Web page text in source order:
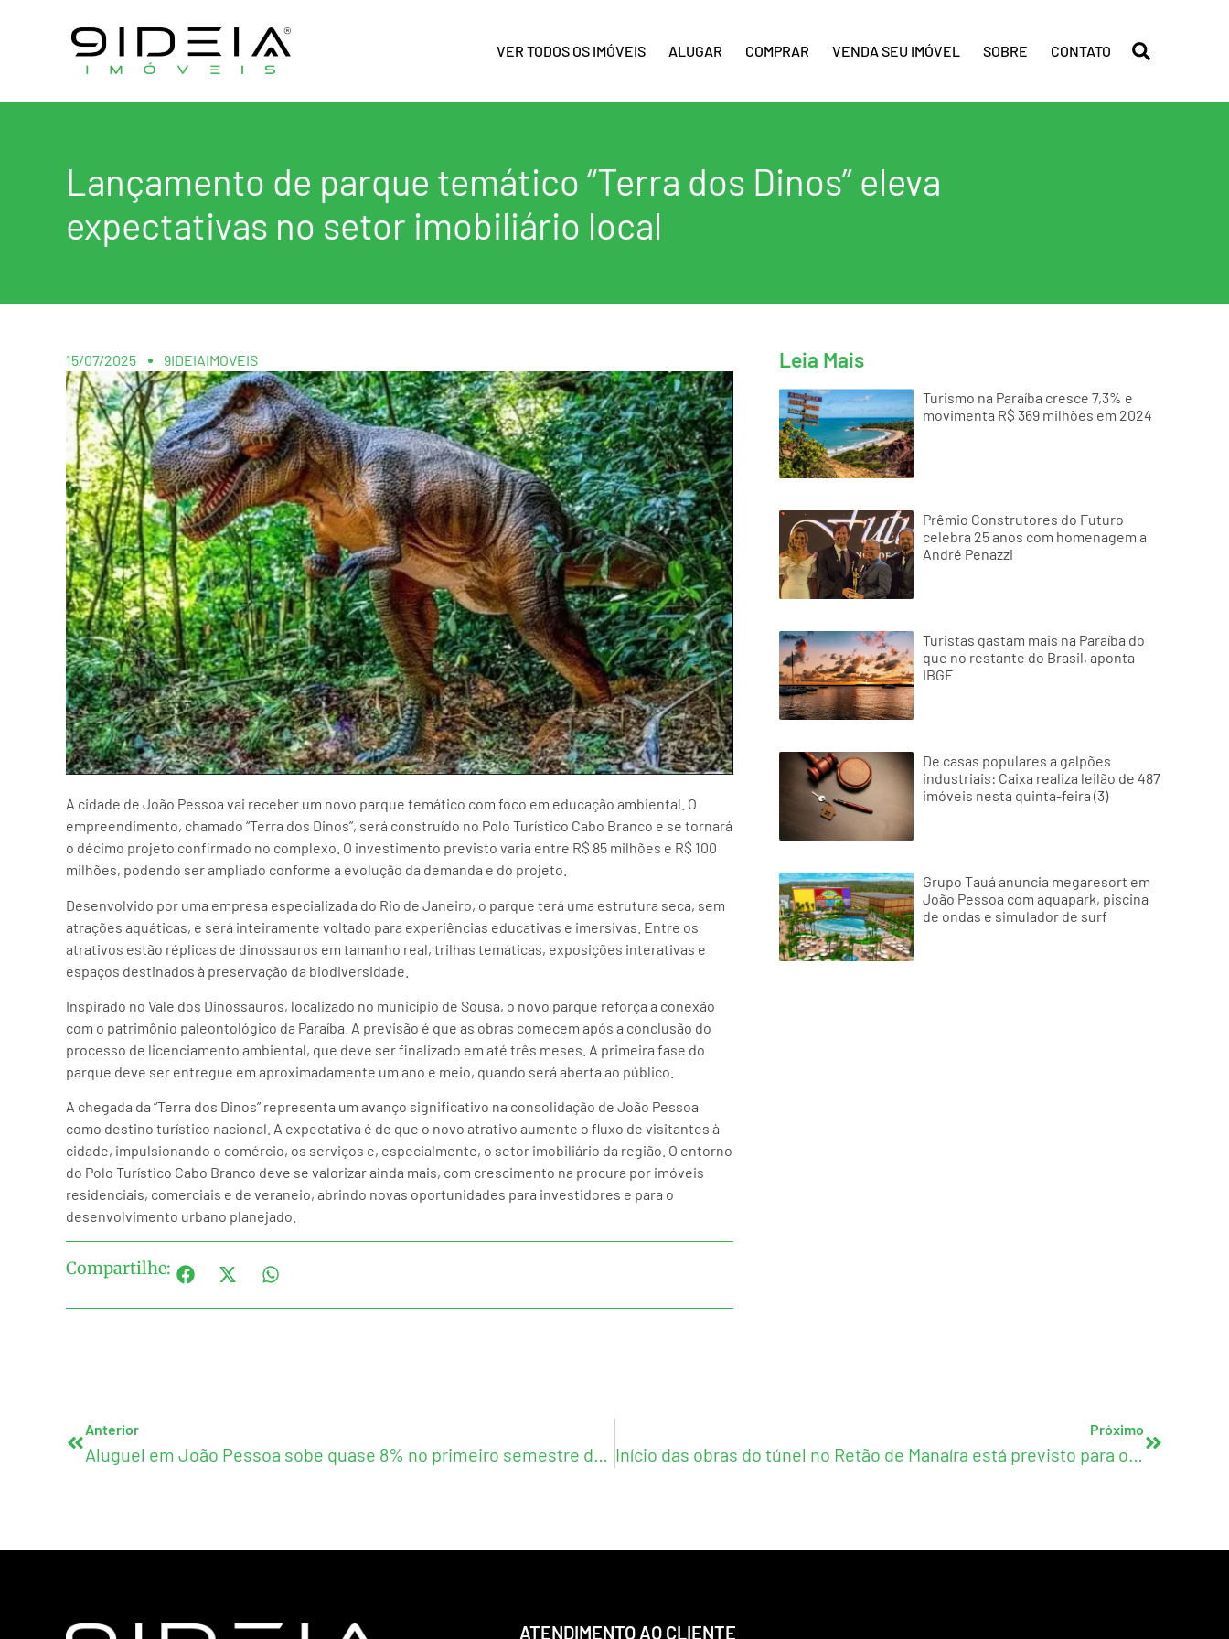
VER TODOS OS IMÓVEIS ALUGAR COMPRAR VENDA SEU IMÓVEL SOBRE CONTATO
Lançamento de parque temático “Terra dos Dinos” eleva
expectativas no setor imobiliário local
15/07/2025 9IDEIAIMOVEIS
A cidade de João Pessoa vai receber um novo parque temático com foco em educação ambiental. O
empreendimento, chamado “Terra dos Dinos”, será construído no Polo Turístico Cabo Branco e se tornará
o décimo projeto confirmado no complexo. O investimento previsto varia entre R$ 85 milhões e R$ 100
milhões, podendo ser ampliado conforme a evolução da demanda e do projeto.
Desenvolvido por uma empresa especializada do Rio de Janeiro, o parque terá uma estrutura seca, sem
atrações aquáticas, e será inteiramente voltado para experiências educativas e imersivas. Entre os
atrativos estão réplicas de dinossauros em tamanho real, trilhas temáticas, exposições interativas e
espaços destinados à preservação da biodiversidade.
Inspirado no Vale dos Dinossauros, localizado no município de Sousa, o novo parque reforça a conexão
com o patrimônio paleontológico da Paraíba. A previsão é que as obras comecem após a conclusão do
processo de licenciamento ambiental, que deve ser finalizado em até três meses. A primeira fase do
parque deve ser entregue em aproximadamente um ano e meio, quando será aberta ao público.
A chegada da “Terra dos Dinos” representa um avanço significativo na consolidação de João Pessoa
como destino turístico nacional. A expectativa é de que o novo atrativo aumente o fluxo de visitantes à
cidade, impulsionando o comércio, os serviços e, especialmente, o setor imobiliário da região. O entorno
do Polo Turístico Cabo Branco deve se valorizar ainda mais, com crescimento na procura por imóveis
residenciais, comerciais e de veraneio, abrindo novas oportunidades para investidores e para o
desenvolvimento urbano planejado.
Compartilhe:
Leia Mais
Turismo na Paraíba cresce 7,3% e
movimenta R$ 369 milhões em 2024
Prêmio Construtores do Futuro
celebra 25 anos com homenagem a
André Penazzi
Turistas gastam mais na Paraíba do
que no restante do Brasil, aponta
IBGE
De casas populares a galpões
industriais: Caixa realiza leilão de 487
imóveis nesta quinta-feira (3)
Grupo Tauá anuncia megaresort em
João Pessoa com aquapark, piscina
de ondas e simulador de surf
Anterior Próximo
ATENDIMENTO AO CLIENTE